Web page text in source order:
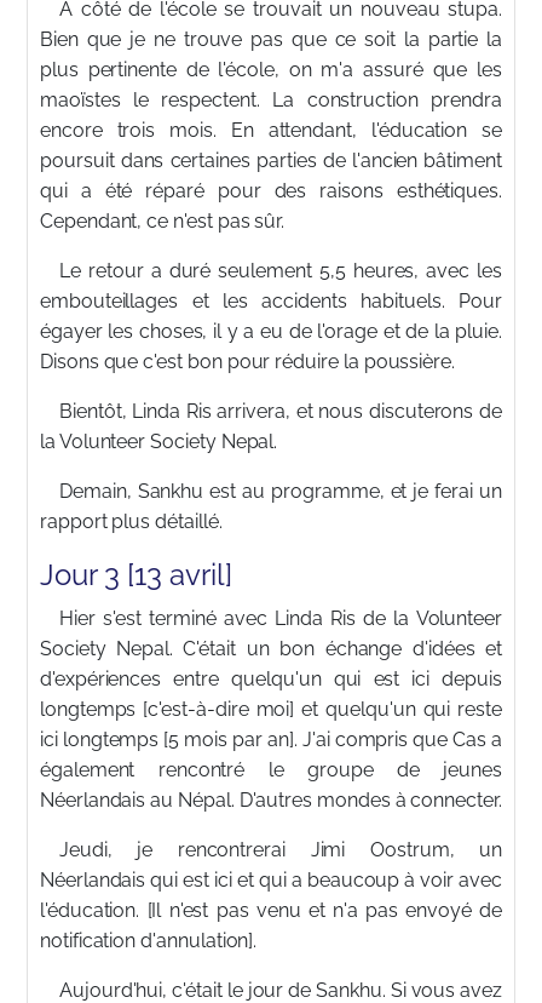
À côté de l'école se trouvait un nouveau stupa.
Bien que je ne trouve pas que ce soit la partie la
plus pertinente de l'école, on m'a assuré que les
maoïstes le respectent. La construction prendra
encore trois mois. En attendant, l'éducation se
poursuit dans certaines parties de l'ancien bâtiment
qui a été réparé pour des raisons esthétiques.
Cependant, ce n'est pas sûr.
Le retour a duré seulement 5,5 heures, avec les
embouteillages et les accidents habituels. Pour
égayer les choses, il y a eu de l'orage et de la pluie.
Disons que c'est bon pour réduire la poussière.
Bientôt, Linda Ris arrivera, et nous discuterons de
la Volunteer Society Nepal.
Demain, Sankhu est au programme, et je ferai un
rapport plus détaillé.
Jour 3 [13 avril]
Hier s'est terminé avec Linda Ris de la Volunteer
Society Nepal. C'était un bon échange d'idées et
d'expériences entre quelqu'un qui est ici depuis
longtemps [c'est-à-dire moi] et quelqu'un qui reste
ici longtemps [5 mois par an]. J'ai compris que Cas a
également rencontré le groupe de jeunes
Néerlandais au Népal. D'autres mondes à connecter.
Jeudi, je rencontrerai Jimi Oostrum, un
Néerlandais qui est ici et qui a beaucoup à voir avec
l'éducation. [Il n'est pas venu et n'a pas envoyé de
notification d'annulation].
Aujourd'hui, c'était le jour de Sankhu. Si vous avez